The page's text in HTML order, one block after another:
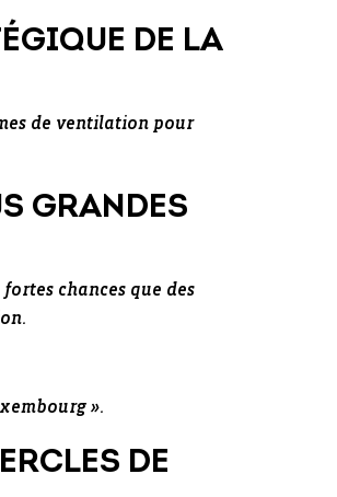
DE LA
de ventilation pour
GRANDES
chances que des
».
DE